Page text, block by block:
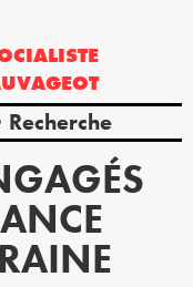
Recherche